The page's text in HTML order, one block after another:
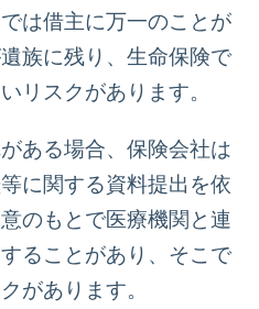
は借主に万一のことが
族に残り、生命保険で
リスクがあります。
ある場合、保険会社は
に関する資料提出を依
のもとで医療機関と連
ることがあり、そこで
があります。